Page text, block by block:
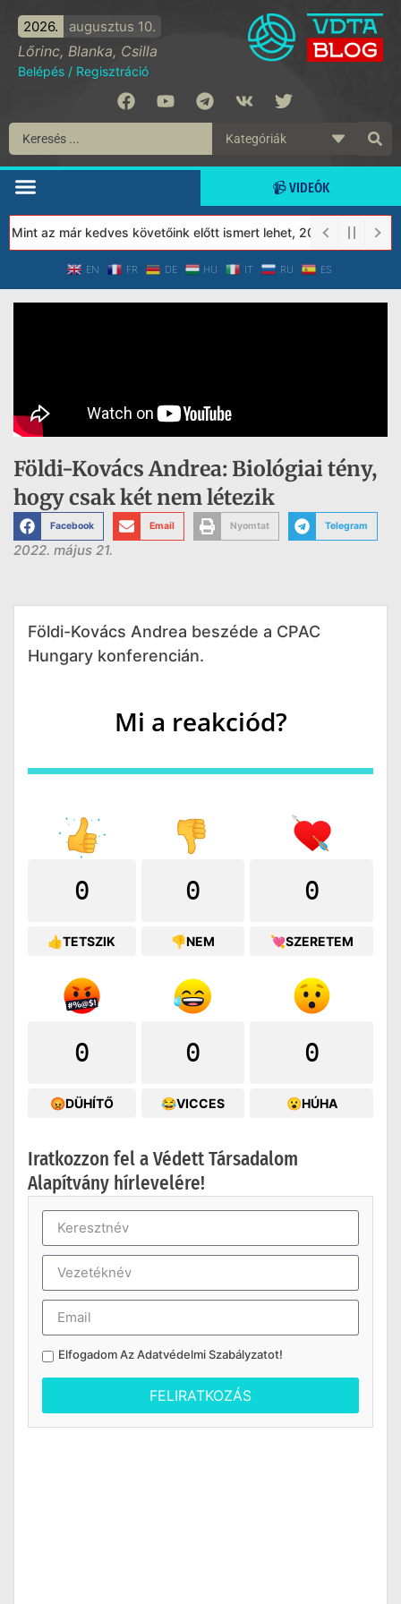
2026. augusztus 10.
Lőrinc, Blanka, Csilla
Belépés / Regisztráció
📹 VIDEÓK
az már kedves követőink előtt ismert lehet, 2023-tól a
EN FR DE HU IT RU ES
Földi-Kovács Andrea: Biológiai tény,
hogy csak két nem létezik
Facebook Email Nyomtat Telegram
2022. május 21.
Földi-Kovács Andrea beszéde a CPAC
Hungary konferencián.
Mi a reakciód?
0
👍TETSZIK
0
👎NEM
0
💘SZERETEM
0
😡DÜHÍTŐ
0
😂VICCES
0
😮HÚHA
Iratkozzon fel a Védett Társadalom
Alapítvány hírlevelére!
Elfogadom AzAdatvédelmi Szabályzatot!
FELIRATKOZÁS